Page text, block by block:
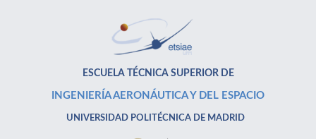
ESCUELA TÉCNICA SUPERIOR DE
INGENIERÍA AERONÁUTICA Y DEL ESPACIO
UNIVERSIDAD POLITÉCNICA DE MADRID